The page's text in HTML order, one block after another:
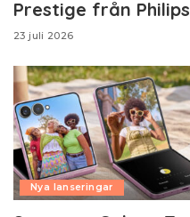
Prestige från Philips
23 juli 2026
Nya lanseringar